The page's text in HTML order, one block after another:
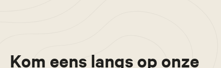
Kom eens langs op onze